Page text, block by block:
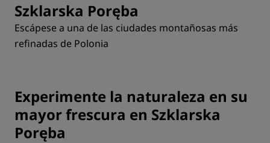
Szklarska Poręba
Escápese a una de las ciudades montañosas más
refinadas de Polonia
Experimente la naturaleza en su
mayor frescura en Szklarska
Poręba